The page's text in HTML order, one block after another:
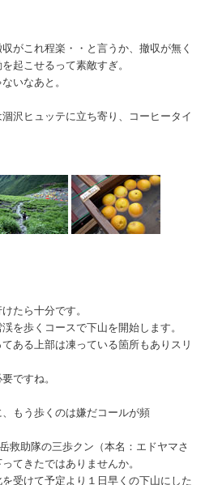
がこれ程楽・・と言うか、撤収が無く
起こせるって素敵すぎ。
いなあと。
沢ヒュッテに立ち寄り、コーヒータイ
たら十分です。
を歩くコースで下山を開始します。
ある上部は凍っている箇所もありスリ
ですね。
もう歩くのは嫌だコールが頻
救助隊の三歩クン（本名：エドヤマさ
てきたではありませんか。
受けて予定より１日早くの下山にした